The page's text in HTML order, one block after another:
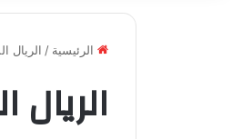
الرئيسية / الريال